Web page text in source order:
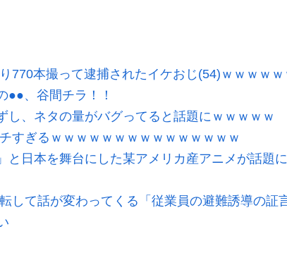
770本撮って逮捕されたイケおじ(54)ｗｗｗｗｗ
、谷間チラ！！
し、ネタの量がバグってると話題にｗｗｗｗｗ
すぎるｗｗｗｗｗｗｗｗｗｗｗｗｗｗｗ
と日本を舞台にした某アメリカ産アニメが話題
して話が変わってくる「従業員の避難誘導の証